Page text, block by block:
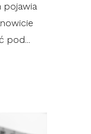
pojawia
pod...